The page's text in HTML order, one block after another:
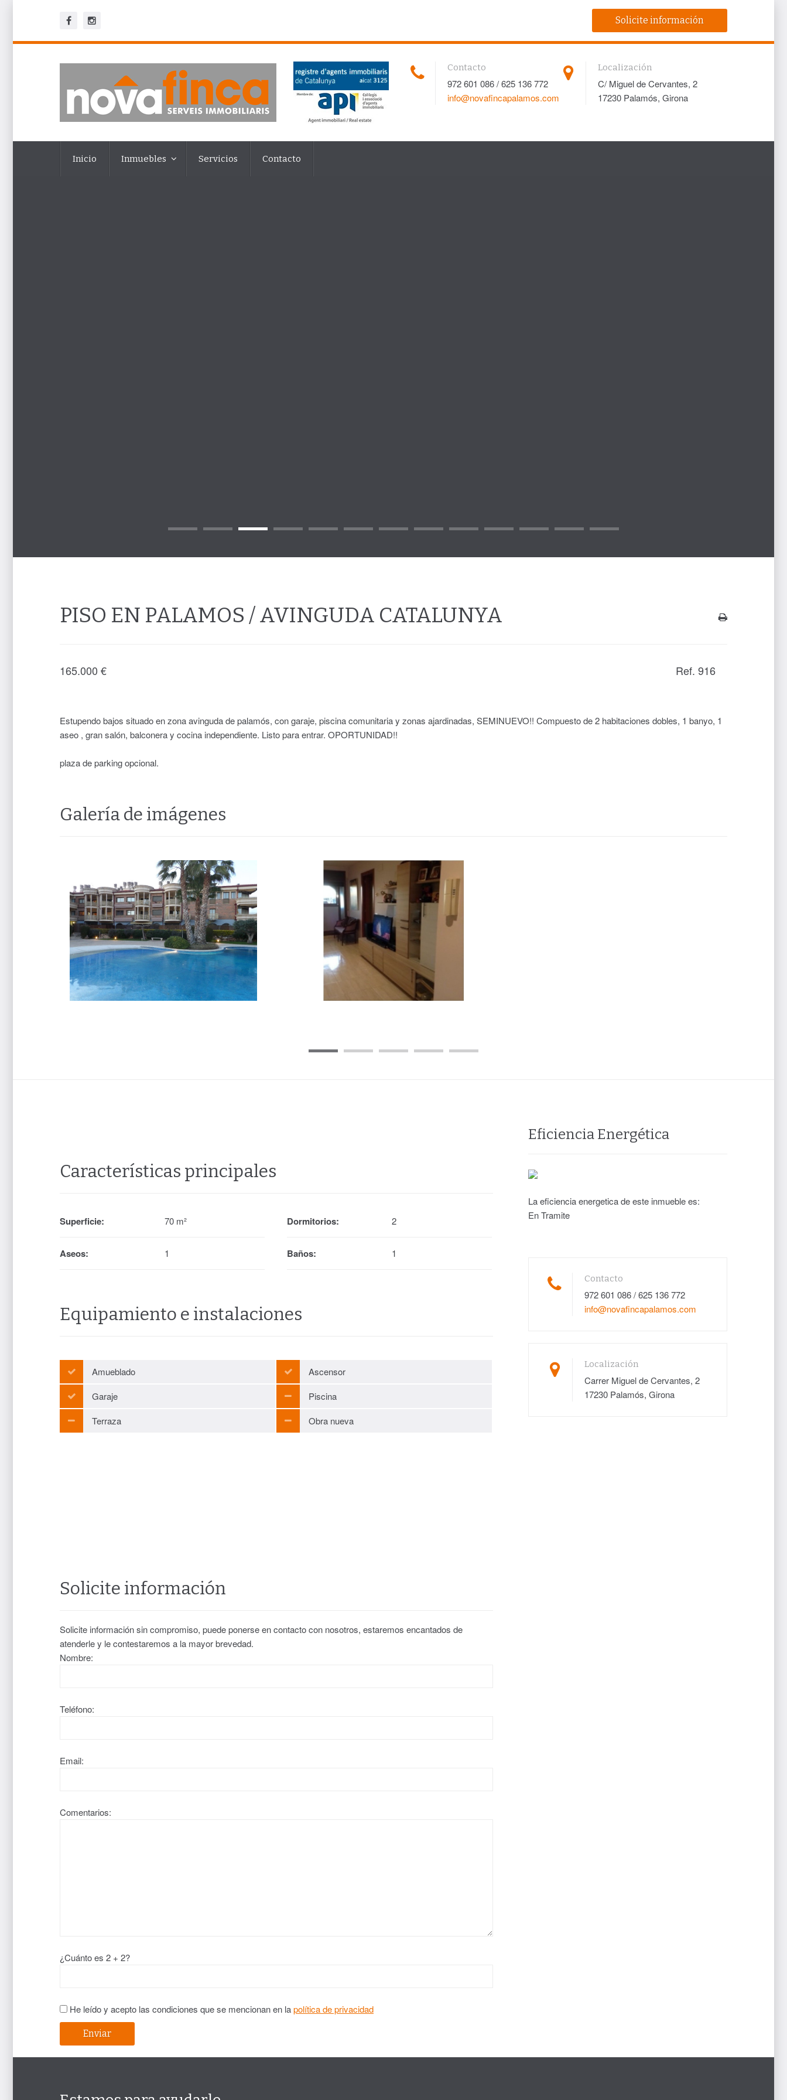
Solicite información
Contacto
972 601 086 / 625 136 772
info@novafincapalamos.com
Localización
C/ Miguel de Cervantes, 2
17230 Palamós, Girona
Inicio Inmuebles Servicios Contacto
PISO EN PALAMOS / AVINGUDA CATALUNYA
165.000 € Ref. 916
Estupendo bajos situado en zona avinguda de palamós, con garaje, piscina comunitaria y zonas ajardinadas, SEMINUEVO!! Compuesto de 2 habitaciones dobles, 1 banyo, 1
aseo , gran salón, balconera y cocina independiente. Listo para entrar. OPORTUNIDAD!!
plaza de parking opcional.
Galería de imágenes
Características principales
Superficie: 70 m² Dormitorios: 2
Aseos: 1 Baños: 1
Equipamiento e instalaciones
Amueblado
Ascensor
Garaje
Piscina
Terraza
Obra nueva
Eficiencia Energética
La eficiencia energetica de este inmueble es:
En Tramite
Contacto
972 601 086 / 625 136 772
info@novafincapalamos.com
Localización
Carrer Miguel de Cervantes, 2
17230 Palamós, Girona
Solicite información
Solicite información sin compromiso, puede ponerse en contacto con nosotros, estaremos encantados de
atenderle y le contestaremos a la mayor brevedad.
Nombre:
Teléfono:
Email:
Comentarios:
¿Cuánto es 2 + 2?
He leído y acepto las condiciones que se mencionan en lapolítica de privacidad